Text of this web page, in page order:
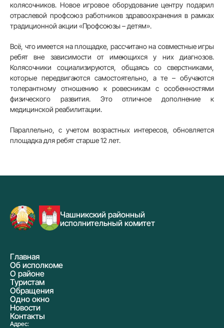
колясочников. Новое игровое оборудование центру подарил
отраслевой профсоюз работников здравоохранения в рамках
традиционной акции «Профсоюзы – детям».
Всё, что имеется на площадке, рассчитано на совместные игры
ребят вне зависимости от имеющихся у них диагнозов.
Колясочники социализируются, общаясь со сверстниками,
которые передвигаются самостоятельно, а те – обучаются
толерантному отношению к ровесникам с особенностями
физического развития. Это отличное дополнение к
медицинской реабилитации.
Параллельно, с учетом возрастных интересов, обновляется
площадка для ребят старше 12 лет.
Чашникский районный
исполнительный комитет
Главная
Об исполкоме
О районе
Туристам
Обращения
Одно окно
Новости
Контакты
Адрес: